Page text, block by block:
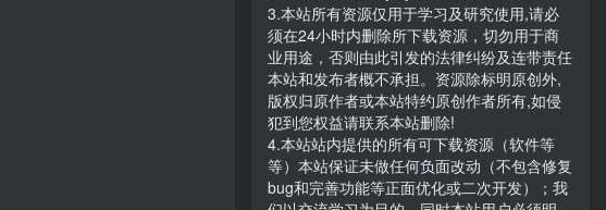
3.本站所有资源仅用于学习及研究使用,请必
须在24小时内删除所下载资源，切勿用于商
业用途，否则由此引发的法律纠纷及连带责任
本站和发布者概不承担。资源除标明原创外,
版权归原作者或本站特约原创作者所有,如侵
犯到您权益请联系本站删除!
4.本站站内提供的所有可下载资源（软件等
等）本站保证未做任何负面改动（不包含修复
bug和完善功能等正面优化或二次开发）；我